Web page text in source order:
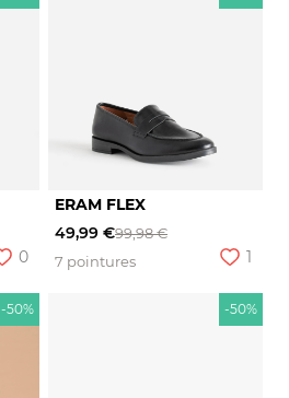
0
ERAM FLEX
49,99 €99,98 €
7 pointures
1
-50% -50%